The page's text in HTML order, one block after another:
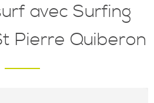
avec Surfing
Pierre Quiberon